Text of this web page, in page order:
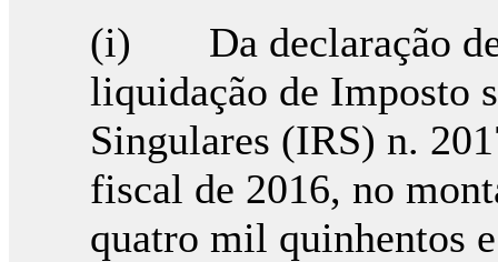
(i) Da declaração de
liquidação de Imposto
Singulares (IRS) n.
fiscal de 2016, no
quatro mil quinhentos